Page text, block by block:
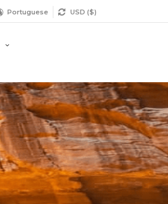
Portuguese USD ($)